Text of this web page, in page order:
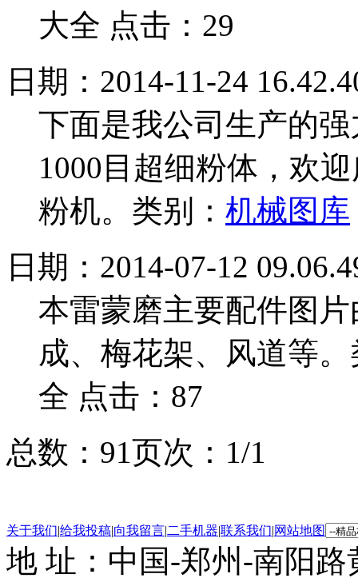
大全 点击：29
日期：2014-11-24
下面是我公司生产的
1000目超细粉体，欢
粉机。 类别： 机械图库
日期：2014-07-12
本雷蒙磨主要配件图
成、梅花架、风道等。
全 点击：87
总数：91页次：1/1
关于我们|给我投稿|向我留言|二手机器|联系我们|网站地图
地 址：中国-郑州-南阳